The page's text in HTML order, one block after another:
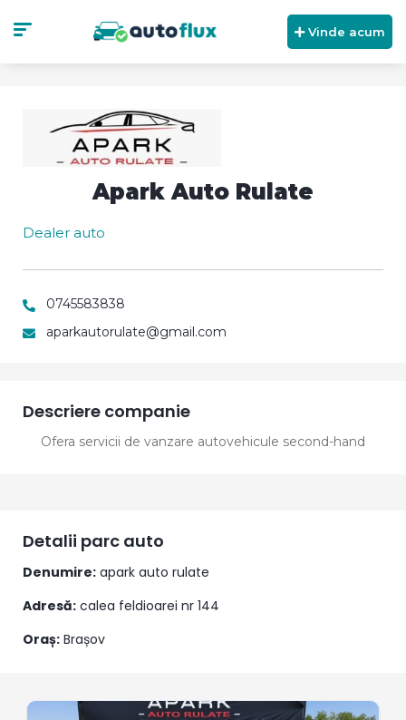
Vinde acum
Apark Auto Rulate
Dealer auto
0745583838
aparkautorulate@gmail.com
Descriere companie
Ofera servicii de vanzare autovehicule second-hand
Detalii parc auto
Denumire: apark auto rulate
Adresă: calea feldioarei nr 144
Oraș: Brașov